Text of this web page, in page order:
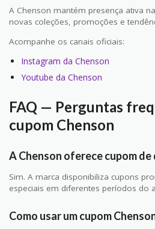
A Chenson mantém presença ativa
novas coleções, promoções e
Acompanhe os canais oficiais:
Instagram da Chenson
Youtube da Chenson
FAQ — Perguntas
cupom Chenson
A Chenson oferece cupom
Sim. A marca disponibiliza cupons
especiais em diferentes períodos do
Como usar um cupom